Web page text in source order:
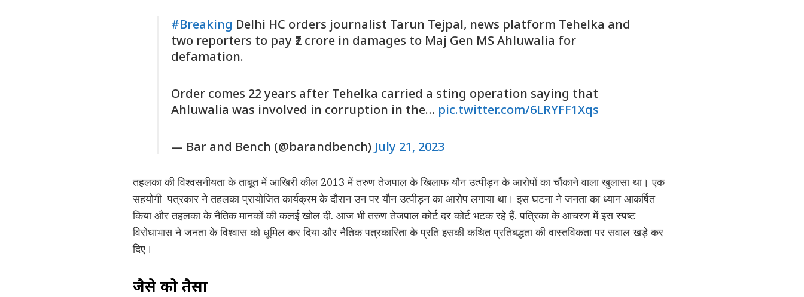
#Breaking Delhi HC orders journalist Tarun Tejpal, news platform Tehelka and
two reporters to pay ₹2 crore in damages to Maj Gen MS Ahluwalia for
defamation.
Order comes 22 years after Tehelka carried a sting operation saying that
Ahluwalia was involved in corruption in the… pic.twitter.com/6LRYFF1Xqs
— Bar and Bench (@barandbench) July 21, 2023
तहलका की विश्वसनीयता के ताबूत में आखिरी कील 2013 में तरुण तेजपाल के खिलाफ यौन उत्पीड़न के आरोपों का चौंकाने वाला खुलासा था। एक
सहयोगी पत्रकार ने तहलका प्रायोजित कार्यक्रम के दौरान उन पर यौन उत्पीड़न का आरोप लगाया था। इस घटना ने जनता का ध्यान आकर्षित
किया और तहलका के नैतिक मानकों की कलई खोल दी. आज भी तरुण तेजपाल कोर्ट दर कोर्ट भटक रहे हैं. पत्रिका के आचरण में इस स्पष्ट
विरोधाभास ने जनता के विश्वास को धूमिल कर दिया और नैतिक पत्रकारिता के प्रति इसकी कथित प्रतिबद्धता की वास्तविकता पर सवाल खड़े कर
दिए।
जैसे को तैसा